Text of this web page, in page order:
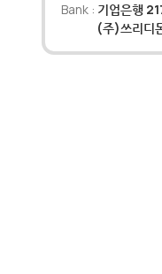
Bank : 기업은행
(주)쓰리디